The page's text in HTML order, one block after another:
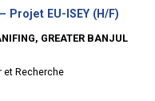
Projet EU-ISEY (H/F)
GREATER BANJUL
et Recherche